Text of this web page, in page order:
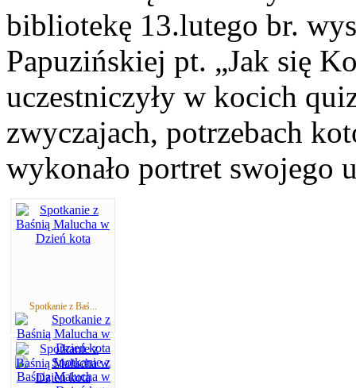
bibliotekę 13.lutego br.
Papuzińskiej pt. „Jak się
uczestniczyły w kocich
zwyczajach, potrzebach
wykonało portret swojego
Spotkanie z Baś...